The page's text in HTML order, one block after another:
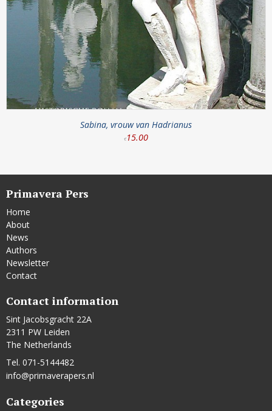
Sabina, vrouw van Hadrianus
€15.00
Primavera Pers
Home
About
News
Authors
Newsletter
Contact
Contact information
Sint Jacobsgracht 22A
2311 PW Leiden
The Netherlands
Tel. 071-5144482
info@primaverapers.nl
Categories